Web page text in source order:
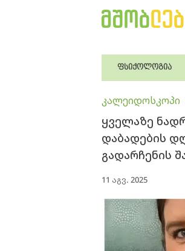
ფსიქოლოგია
კალეიდოსკოპი
ყველაზე
დაბადების
გადარჩენის
11 აგვ. 2025